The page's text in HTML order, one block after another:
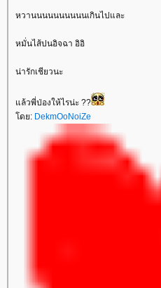
หวานนนนนนนนนนเกินไปและ
หมั่นไส้ปนอิจฉา อิอิ
น่ารักเชียวนะ
แล้วพี่ป่องให้ไรน่ะ ??
โดย: DekmOoNoiZe